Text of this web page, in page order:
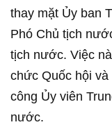
thay mặt Ủy ban
Phó Chủ tịch
tịch nước. Việc
chức Quốc hội
công Ủy viên
nước.